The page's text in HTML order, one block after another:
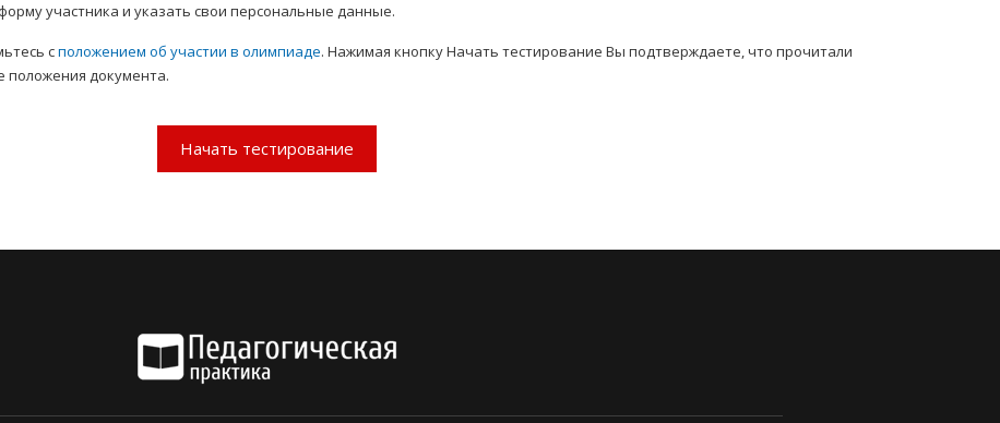
участника и указать свои персональные данные.
сположением об участии в олимпиаде. Нажимая кнопку Начать тестирование Вы подтверждаете, что прочитали
положения документа.
Начать тестирование